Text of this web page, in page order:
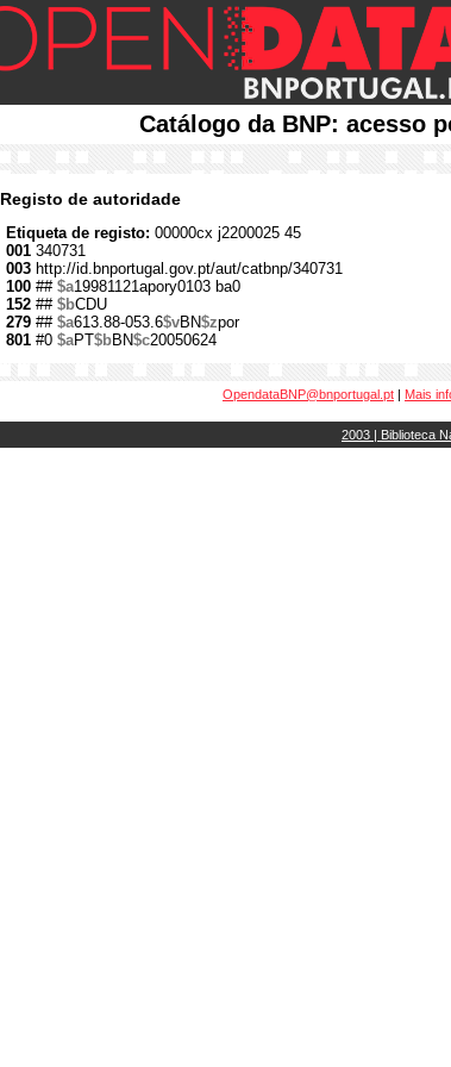
Catálogo da BNP: acesso
Registo de autoridade
Etiqueta de registo: 00000cx j2200025 45
001 340731
003 http://id.bnportugal.gov.pt/aut/catbnp/340731
100 ## $a19981121apory0103 ba0
152 ## $bCDU
279 ## $a613.88-053.6$vBN$zpor
801 #0 $aPT$bBN$c20050624
OpendataBNP@bnportugal.pt | Mais
2003 | Biblioteca